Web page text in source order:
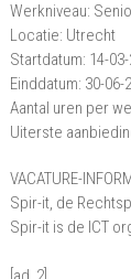
Werkniveau:
Locatie: Utrecht
Startdatum: 14-
Einddatum: 30-
Aantal uren per
Uiterste
VACATURE-
Spir-it, de
Spir-it is de ICT